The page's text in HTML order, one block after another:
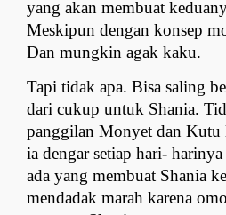
yang akan membuat
Meskipun dengan konsep
Dan mungkin agak kaku.
Tapi tidak apa. Bisa saling
dari cukup untuk Shania.
panggilan Monyet dan Kutu
ia dengar setiap hari-
ada yang membuat Shania
mendadak marah karena